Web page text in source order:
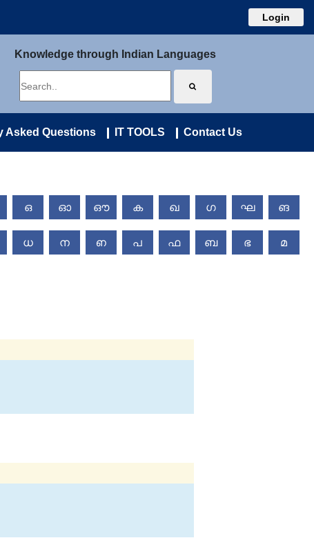
Login
Knowledge through Indian Languages
Asked Questions IT TOOLS Contact Us
ഒ ഓ ഔ ക ഖ ഗ ഘ ങ
ധ ന ഩ പ ഫ ബ ഭ മ